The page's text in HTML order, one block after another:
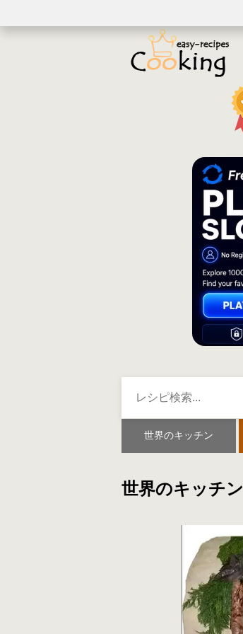
世界のキッチン
世界のキッチン